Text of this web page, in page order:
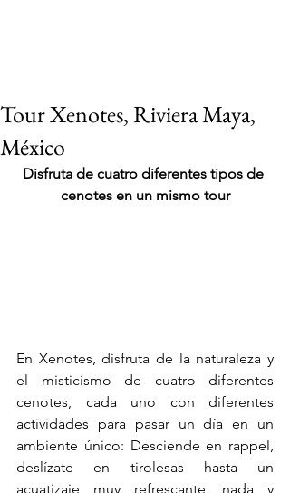
VIAJES 2027
Tour Xenotes, Riviera Maya,
México
Disfruta de cuatro diferentes tipos de
cenotes en un mismo tour
En Xenotes, disfruta de la naturaleza y
el misticismo de cuatro diferentes
cenotes, cada uno con diferentes
actividades para pasar un día en un
ambiente único: Desciende en rappel,
deslízate en tirolesas hasta un
acuatizaje muy refrescante, nada y